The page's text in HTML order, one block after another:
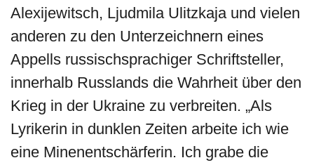
Alexijewitsch, Ljudmila Ulitzkaja und vielen
anderen zu den Unterzeichnern eines
Appells russischsprachiger Schriftsteller,
innerhalb Russlands die Wahrheit über den
Krieg in der Ukraine zu verbreiten. „Als
Lyrikerin in dunklen Zeiten arbeite ich wie
eine Minenentschärferin. Ich grabe die